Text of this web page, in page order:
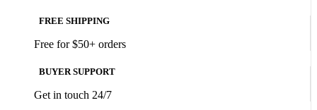
FREE SHIPPING
Free for $50+ orders
BUYER SUPPORT
Get in touch 24/7